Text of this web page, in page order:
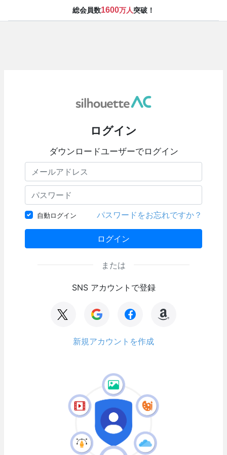
総会員数1600万人突破！
ログイン
ダウンロードユーザーでログイン
自動ログイン パスワードをお忘れですか？
ログイン
または
SNS アカウントで登録
新規アカウントを作成